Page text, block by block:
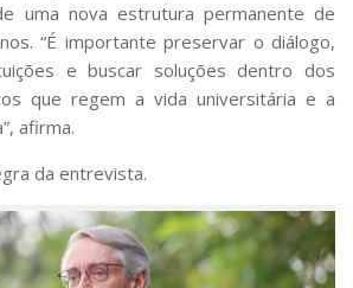
uma nova estrutura permanente de
“É importante preservar o diálogo,
e buscar soluções dentro dos
que regem a vida universitária e a
afirma.
da entrevista.